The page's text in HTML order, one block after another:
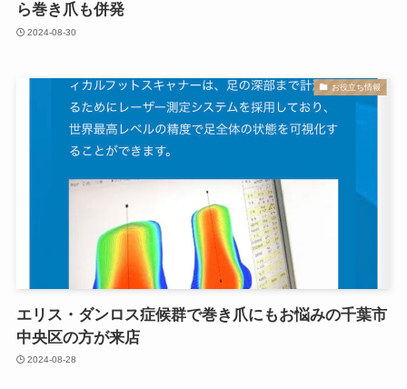
ら巻き爪も併発
2024-08-30
お役立ち情報
エリス・ダンロス症候群で巻き爪にもお悩みの千葉市
中央区の方が来店
2024-08-28